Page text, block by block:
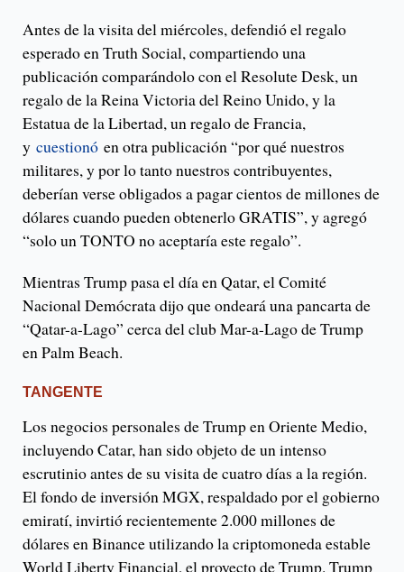
Antes de la visita del miércoles, defendió el regalo
esperado en Truth Social, compartiendo una
publicación comparándolo con el Resolute Desk, un
regalo de la Reina Victoria del Reino Unido, y la
Estatua de la Libertad, un regalo de Francia,
y cuestionó en otra publicación “por qué nuestros
militares, y por lo tanto nuestros contribuyentes,
deberían verse obligados a pagar cientos de millones de
dólares cuando pueden obtenerlo GRATIS”, y agregó
“solo un TONTO no aceptaría este regalo”.
Mientras Trump pasa el día en Qatar, el Comité
Nacional Demócrata dijo que ondeará una pancarta de
“Qatar-a-Lago” cerca del club Mar-a-Lago de Trump
en Palm Beach.
TANGENTE
Los negocios personales de Trump en Oriente Medio,
incluyendo Catar, han sido objeto de un intenso
escrutinio antes de su visita de cuatro días a la región.
El fondo de inversión MGX, respaldado por el gobierno
emiratí, invirtió recientemente 2.000 millones de
dólares en Binance utilizando la criptomoneda estable
World Liberty Financial, el proyecto de Trump. Trump